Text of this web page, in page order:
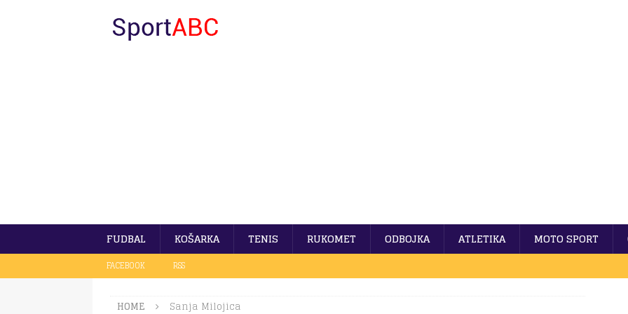
FUDBAL KOŠARKA TENIS RUKOMET ODBOJKA ATLETIKA MOTO SPORT
FACEBOOK RSS
HOME Sanja Milojica